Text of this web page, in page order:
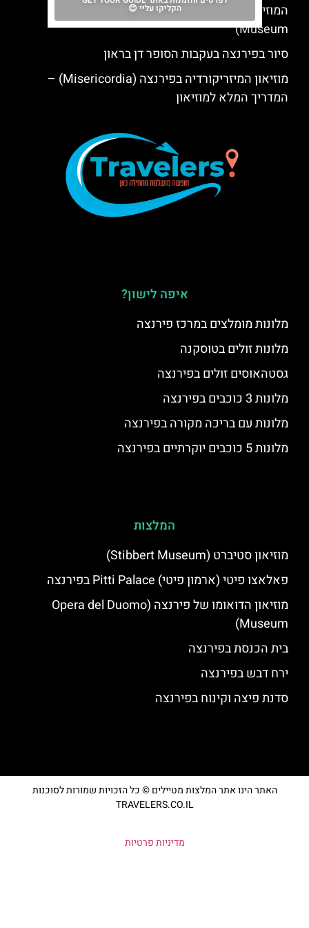
המוזיאון הלאומי ברג'לו (Bargello National
Museum)
סיור בפירנצה בעקבות הסופר דן בראון
מוזיאון המיזריקורדיה בפירנצה (Misericordia) –
המדריך המלא למוזיאון
איפה לישון?
מלונות מומלצים במרכז פירנצה
מלונות זולים בטוסקנה
גסטהאוסים זולים בפירנצה
מלונות 3 כוכבים בפירנצה
מלונות עם בריכה מקורה בפירנצה
מלונות 5 כוכבים יוקרתיים בפירנצה
המלצות
מוזיאון סטיברט (Stibbert Museum)
פאלאצו פיטי (ארמון פיטי) Pitti Palace בפירנצה
מוזיאון הדואומו של פירנצה (Opera del Duomo
Museum)
בית הכנסת בפירנצה
ירח דבש בפירנצה
סדנת פיצה וקינוח בפירנצה
האתר הינו אתר המלצות מטיילים © כל הזכויות שמורות לסוכנות
TRAVELERS.CO.IL
מדיניות פרטיות
הקליקו עליי 😊